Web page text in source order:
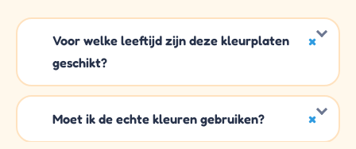
Voor welke leeftijd zijn deze kleurplaten
geschikt?
Moet ik de echte kleuren gebruiken?